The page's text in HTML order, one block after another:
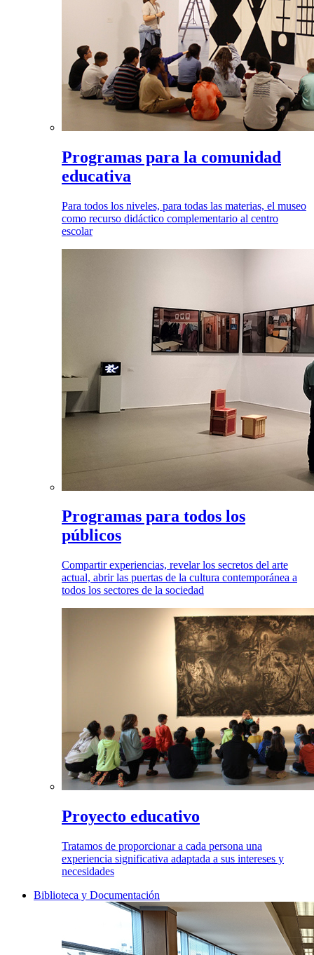
Programas para la comunidad
educativa
Para todos los niveles, para todas las materias, el museo
como recurso didáctico complementario al centro
escolar
Programas para todos los
públicos
Compartir experiencias, revelar los secretos del arte
actual, abrir las puertas de la cultura contemporánea a
todos los sectores de la sociedad
Proyecto educativo
Tratamos de proporcionar a cada persona una
experiencia significativa adaptada a sus intereses y
necesidades
Biblioteca y Documentación